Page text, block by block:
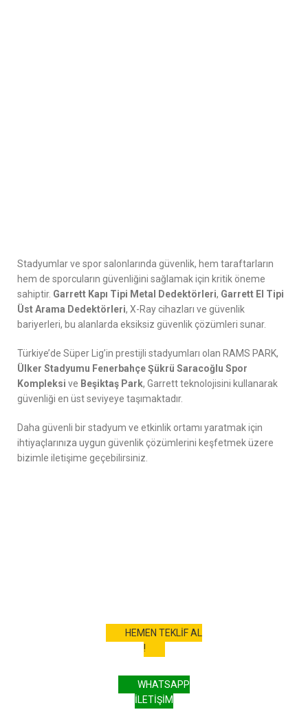
Stadyumlar ve spor salonlarında güvenlik, hem taraftarların
hem de sporcuların güvenliğini sağlamak için kritik öneme
sahiptir. Garrett Kapı Tipi Metal Dedektörleri, Garrett El Tipi
Üst Arama Dedektörleri, X-Ray cihazları ve güvenlik
bariyerleri, bu alanlarda eksiksiz güvenlik çözümleri sunar.
Türkiye’de Süper Lig’in prestijli stadyumları olan RAMS PARK,
Ülker Stadyumu Fenerbahçe Şükrü Saracoğlu Spor
Kompleksi ve Beşiktaş Park, Garrett teknolojisini kullanarak
güvenliği en üst seviyeye taşımaktadır.
Daha güvenli bir stadyum ve etkinlik ortamı yaratmak için
ihtiyaçlarınıza uygun güvenlik çözümlerini keşfetmek üzere
bizimle iletişime geçebilirsiniz.
HEMEN TEKLİF AL
!
WHATSAPP
İLETİŞİM